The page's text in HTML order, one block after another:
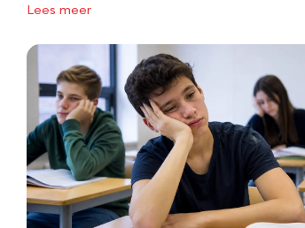
Lees meer